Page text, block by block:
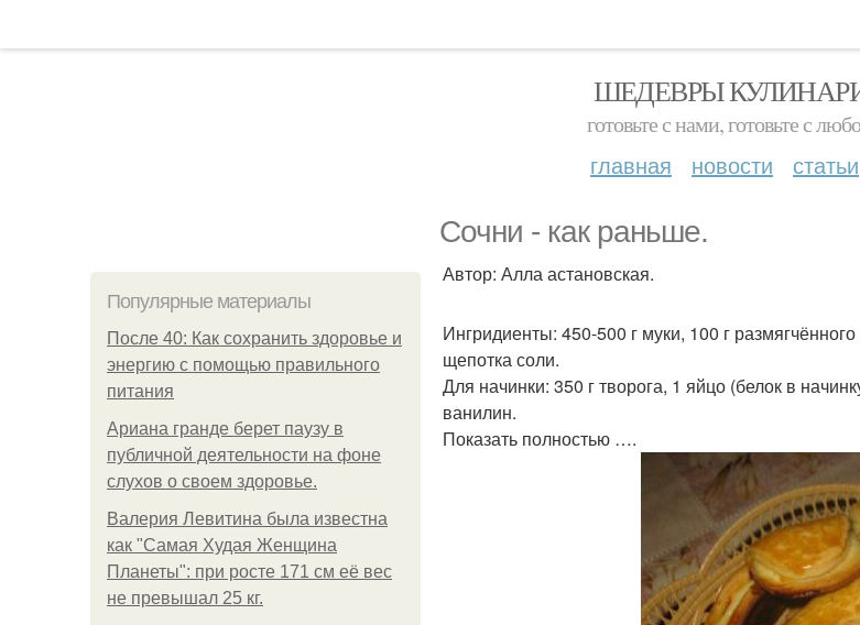
ШЕДЕВРЫ
готовьте с нами, готовьте с
главная новости статьи
Сочни - как раньше.
Популярные материалы
После 40: Как сохранить здоровье и
энергию с помощью правильного
питания
Ариана гранде берет паузу в
публичной деятельности на фоне
слухов о своем здоровье.
Валерия Левитина была известна
как "Самая Худая Женщина
Планеты": при росте 171 см её вес
не превышал 25 кг.
Автор: Алла астановская.
Ингридиенты: 450-500 г муки, 100 г
щепотка соли.
Для начинки: 350 г творога, 1 яйцо (белок в
ванилин.
Показать полностью ….